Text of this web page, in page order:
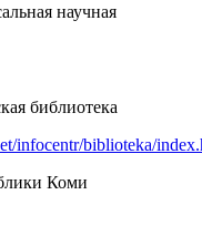
научная
библиотека
infocentr/biblioteka/
Коми